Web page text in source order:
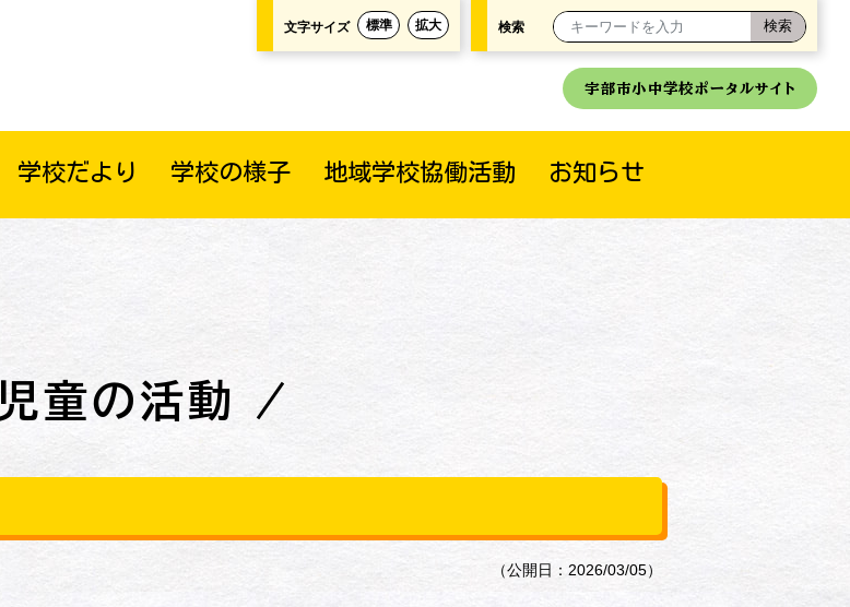
文字サイズ 標準 拡大 検索
宇部市小中学校ポータルサイト
学校だより 学校の様子 地域学校協働活動 お知らせ
児童の活動
（公開日：2026/03/05）